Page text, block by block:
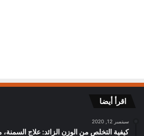
اقرأ أيضا
سبتمبر 12, 2020
كيفية التخلص من الوزن الزائد: علاج